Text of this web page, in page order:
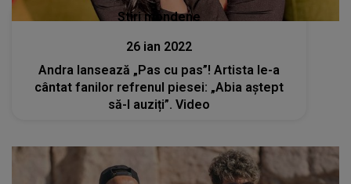
Stiri mondene
26 ian 2022
Andra lansează „Pas cu pas”! Artista le-a
cântat fanilor refrenul piesei: „Abia aștept
să-l auziți”. Video